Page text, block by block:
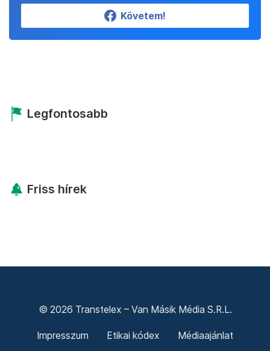
Követem!
Legfontosabb
Friss hírek
© 2026 Transtelex – Van Másik Média S.R.L.
Impresszum Etikai kódex Médiaajánlat